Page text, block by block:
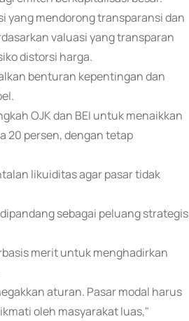
yang mendorong transparansi dan
valuasi yang transparan
distorsi harga.
benturan kepentingan dan
OJK dan BEI untuk menaikkan
20 persen, dengan tetap
likuiditas agar pasar tidak
sebagai peluang strategis
merit untuk menghadirkan
aturan. Pasar modal harus
oleh masyarakat luas,"